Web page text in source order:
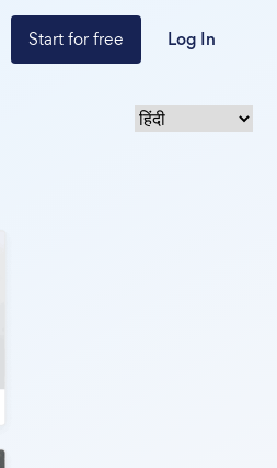
Start for free Log In